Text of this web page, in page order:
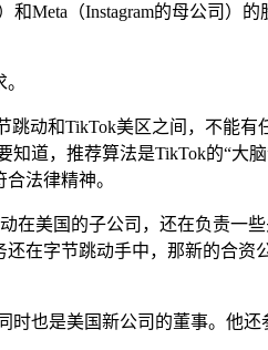
Meta（Instagram的母公司）
跳动和TikTok美区之间，不能
道，推荐算法是TikTok的“大
法律精神。
在美国的子公司，还在负责一
在字节跳动手中，那新的合资
时也是美国新公司的董事。他